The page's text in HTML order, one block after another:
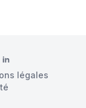
LinkedIn
légales